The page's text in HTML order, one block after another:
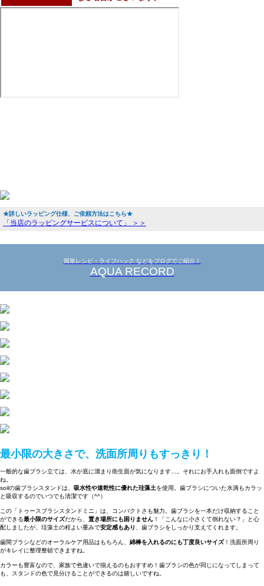
★詳しいラッピング仕様、ご依頼方法はこちら★
「当店のラッピングサービスについて」 ＞＞
簡単レシピ・ライフハック などをブログでご紹介！
AQUA RECORD
最小限の大きさで、洗面所周りもすっきり！
一般的な歯ブラシ立ては、水が底に溜まり衛生面が気になります…。それにお手入れも面倒ですよ
ね。
soilの歯ブラシスタンドは、 吸水性や速乾性に優れた珪藻土を使用。歯ブラシについた水滴もカラッ
と吸収するのでいつでも清潔です（^^）
この「トゥースブラシスタンドミニ」は、コンパクトさも魅力。歯ブラシを一本だけ収納すること
ができる最小限のサイズだから、 置き場所にも困りません ！「こんなに小さくて倒れない？」と心
配しましたが、珪藻土の程よい重みで安定感もあり 、歯ブラシをしっかり支えてくれます。
歯間ブラシなどのオーラルケア用品はもちろん、 綿棒を入れるのにも丁度良いサイズ！洗面所周り
がキレイに整理整頓できますね。
カラーも豊富なので、家族で色違いで揃えるのもおすすめ！歯ブラシの色が同じになってしまって
も、スタンドの色で見分けることができるのは嬉しいですね。